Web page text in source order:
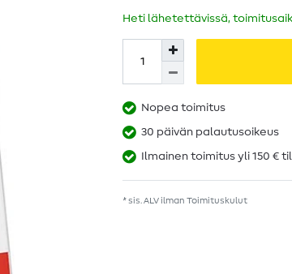
Heti lähetettävissä,
Nopea toimitus
30 päivän palautusoikeus
Ilmainen toimitus yli 150 €
* sis. ALV ilman Toimituskulut